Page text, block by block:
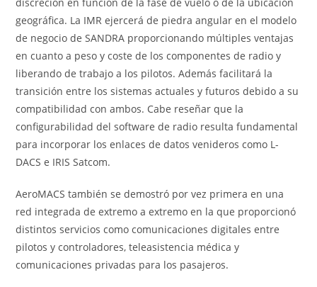
geográfica. La IMR ejercerá de piedra angular en el modelo
de negocio de SANDRA proporcionando múltiples ventajas
en cuanto a peso y coste de los componentes de radio y
liberando de trabajo a los pilotos. Además facilitará la
transición entre los sistemas actuales y futuros debido a su
compatibilidad con ambos. Cabe reseñar que la
configurabilidad del software de radio resulta fundamental
para incorporar los enlaces de datos venideros como L-
DACS e IRIS Satcom.
AeroMACS también se demostró por vez primera en una
red integrada de extremo a extremo en la que proporcionó
distintos servicios como comunicaciones digitales entre
pilotos y controladores, teleasistencia médica y
comunicaciones privadas para los pasajeros.